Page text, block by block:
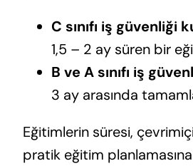
C sınıfı iş güvenliği
1,5 – 2 ay süren bir
B ve A sınıfı iş
3 ay arasında
Eğitimlerin süresi,
pratik eğitim